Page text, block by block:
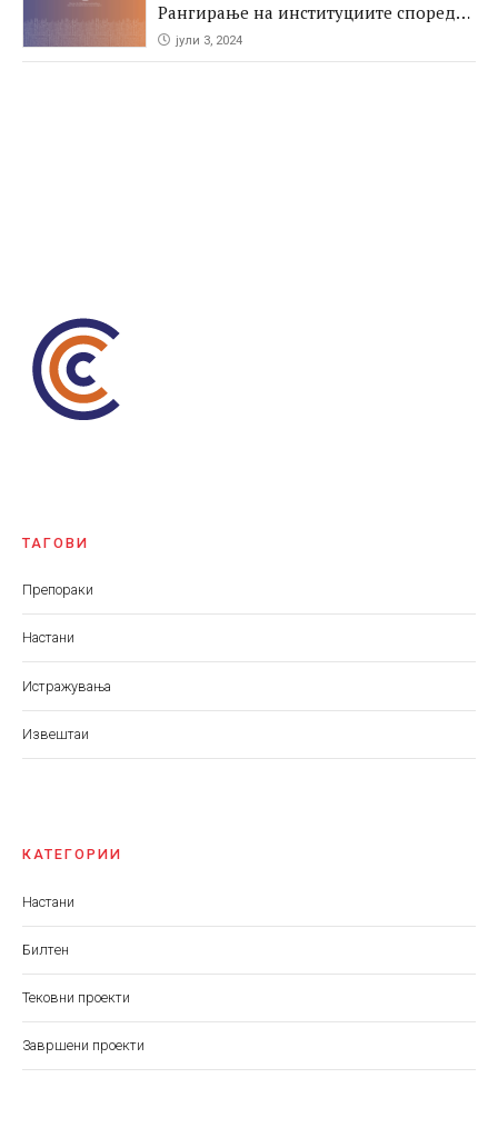
Рангирање на институциите според
антикорупциските перформаси во
јавните набавки
јули 3, 2024
ТАГОВИ
Препораки
Настани
Истражувања
Извештаи
КАТЕГОРИИ
Настани
Билтен
Тековни проекти
Завршени проекти